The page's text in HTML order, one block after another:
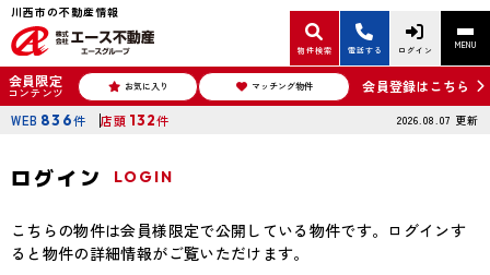
川西市の不動産情報
物件検索 電話する ログイン MENU
会員限定
コンテンツ お気に入り マッチング物件 会員登録はこちら
WEB 836件 店頭 132件 2026.08.07 更新
ログイン LOGIN
こちらの物件は会員様限定で公開している物件です。ログインす
ると物件の詳細情報がご覧いただけます。